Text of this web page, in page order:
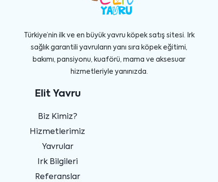
Türkiye’nin ilk ve en büyük yavru köpek satış sitesi. Irk
sağlık garantili yavruların yanı sıra köpek eğitimi,
bakımı, pansiyonu, kuaförü, mama ve aksesuar
hizmetleriyle yanınızda.
Elit Yavru
Biz Kimiz?
Hizmetlerimiz
Yavrular
Irk Bilgileri
Referanslar